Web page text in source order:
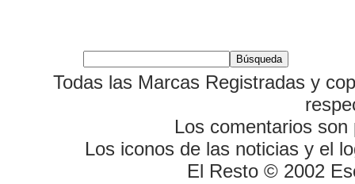
Todas las Marcas Registradas y
Los comentarios
Los iconos de las noticias y el
El Resto © 2002